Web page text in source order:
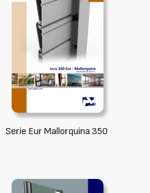
Serie Eur Mallorquina 350